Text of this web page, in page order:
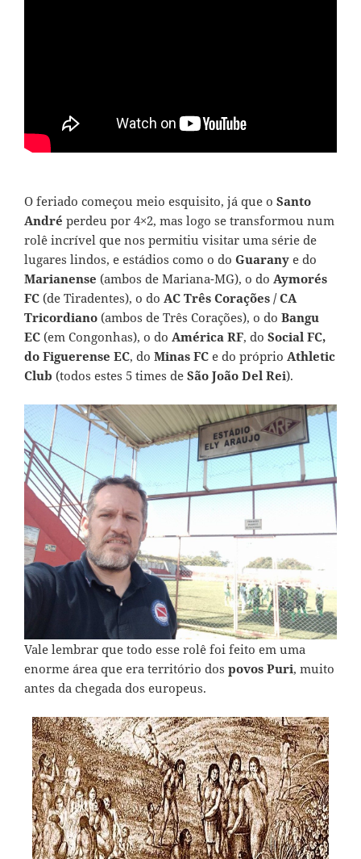
O feriado começou meio esquisito, já que o Santo
André perdeu por 4×2, mas logo se transformou num
rolê incrível que nos permitiu visitar uma série de
lugares lindos, e estádios como o do Guarany e do
Marianense (ambos de Mariana-MG), o do Aymorés
FC (de Tiradentes), o do AC Três Corações / CA
Tricordiano (ambos de Três Corações), o do Bangu
EC (em Congonhas), o do América RF, do Social FC,
do Figuerense EC, do Minas FC e do próprio Athletic
Club (todos estes 5 times de São João Del Rei).
Vale lembrar que todo esse rolê foi feito em uma
enorme área que era território dos povos Puri, muito
antes da chegada dos europeus.